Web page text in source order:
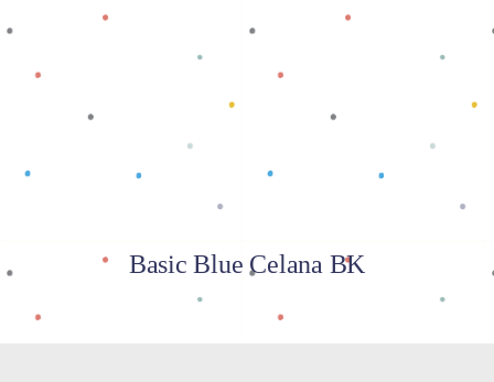
Baca selengkapnya
Basic Blue Celana BK